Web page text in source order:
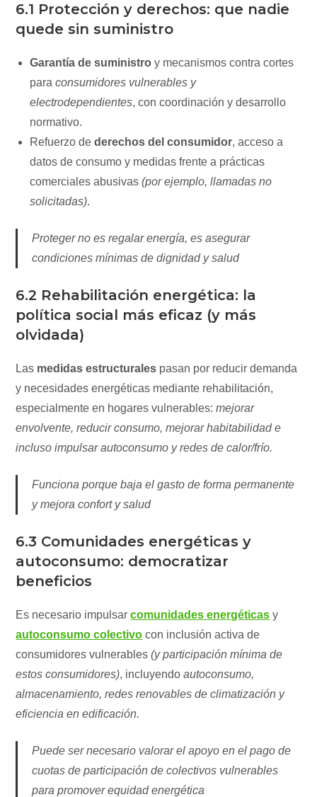
6.1 Protección y derechos: que nadie
quede sin suministro
Garantía de suministro y mecanismos contra cortes
paraconsumidores vulnerables y
electrodependientes, con coordinación y desarrollo
normativo.
Refuerzo dederechos del consumidor, acceso a
datos de consumo y medidas frente a prácticas
comerciales abusivas(por ejemplo, llamadas no
solicitadas).
Proteger no es regalar energía, es asegurar
condiciones mínimas de dignidad y salud
6.2 Rehabilitación energética: la
política social más eficaz (y más
olvidada)
Las medidas estructurales pasan por reducir demanda
y necesidades energéticas mediante rehabilitación,
especialmente en hogares vulnerables:mejorar
envolvente, reducir consumo, mejorar habitabilidad e
incluso impulsar autoconsumo y redes de calor/frío.
Funciona porque baja el gasto de forma permanente
y mejora confort y salud
6.3 Comunidades energéticas y
autoconsumo: democratizar
beneficios
Es necesario impulsarcomunidades energéticas y
autoconsumo colectivo con inclusión activa de
consumidores vulnerables(y participación mínima de
estos consumidores), incluyendoautoconsumo,
almacenamiento, redes renovables de climatización y
eficiencia en edificación.
Puede ser necesario valorar el apoyo en el pago de
cuotas de participación de colectivos vulnerables
para promover equidad energética